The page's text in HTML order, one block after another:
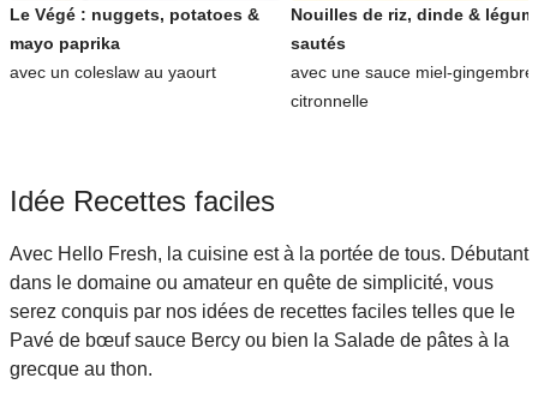
Le Végé : nuggets, potatoes &
mayo paprika
avec un coleslaw au yaourt
Nouilles de riz, dinde &
sautés
avec une sauce miel-gingembre
citronnelle
Idée Recettes faciles
Avec Hello Fresh, la cuisine est à la portée de tous. Débutant
dans le domaine ou amateur en quête de simplicité, vous
serez conquis par nos idées de recettes faciles telles que le
Pavé de bœuf sauce Bercy ou bien la Salade de pâtes à la
grecque au thon.